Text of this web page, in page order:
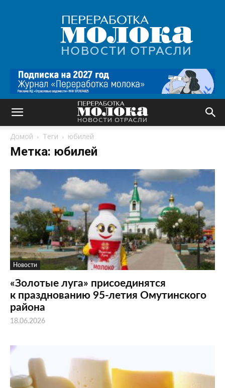
Переработка
молока
|
Новости
Домой Теги юбилей
Метка: юбилей
Новости
«Золотые луга» присоединятся
к празднованию 95-летия Омутинского
района
18.06.2026